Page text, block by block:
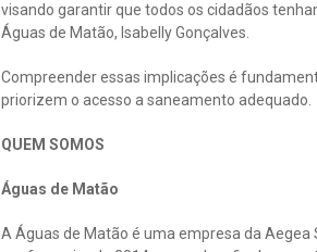
visando garantir que todos os cidadãos
Águas de Matão, Isabelly Gonçalves.
Compreender essas implicações é
priorizem o acesso a saneamento adequado.
QUEM SOMOS
Águas de Matão
A Águas de Matão é uma empresa da